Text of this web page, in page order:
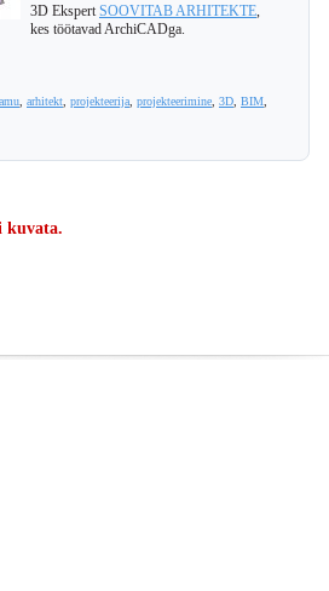
3D Ekspert SOOVITAB ARHITEKTE
kes töötavad ArchiCADga.
arhitekt projekteerija projekteerimine 3D BIM
kuvata.